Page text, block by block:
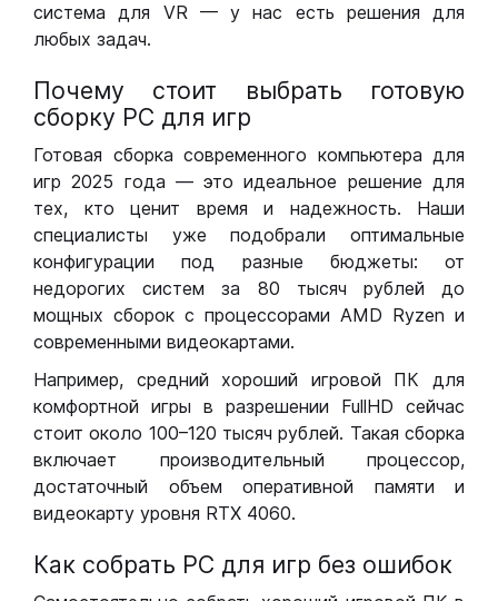
система для VR — у нас есть решения для
любых задач.
Почему стоит выбрать готовую
сборку РС для игр
Готовая сборка современного компьютера для
игр 2025 года — это идеальное решение для
тех, кто ценит время и надежность. Наши
специалисты уже подобрали оптимальные
конфигурации под разные бюджеты: от
недорогих систем за 80 тысяч рублей до
мощных сборок с процессорами AMD Ryzen и
современными видеокартами.
Например, средний хороший игровой ПК для
комфортной игры в разрешении FullHD сейчас
стоит около 100–120 тысяч рублей. Такая сборка
включает производительный процессор,
достаточный объем оперативной памяти и
видеокарту уровня RTX 4060.
Как собрать РС для игр без ошибок